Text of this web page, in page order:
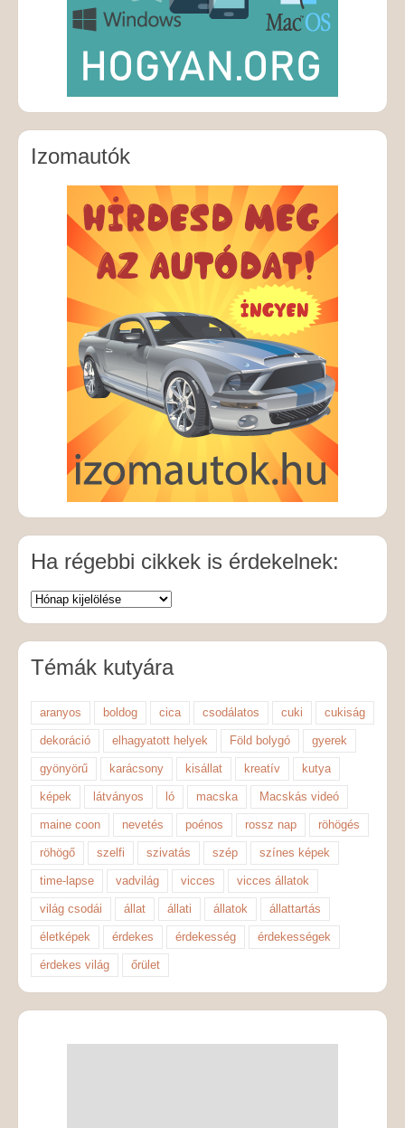
Izomautók
Ha régebbi cikkek is érdekelnek:
Témák kutyára
aranyos boldog cica csodálatos cuki cukiság
dekoráció elhagyatott helyek Föld bolygó gyerek
gyönyörű karácsony kisállat kreatív kutya
képek látványos ló macska Macskás videó
maine coon nevetés poénos rossz nap röhögés
röhögő szelfi szivatás szép színes képek
time-lapse vadvilág vicces vicces állatok
világ csodái állat állati állatok állattartás
életképek érdekes érdekesség érdekességek
érdekes világ őrület